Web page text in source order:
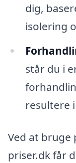
dig,
isolering
står du i
resultere
Ved at bruge
priser.dk får